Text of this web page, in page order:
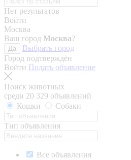
Нет результатов
Войти
Москва
Ваш город Москва?
Да
Выбрать город
Город подтверждён
Войти Подать объявление
Поиск животных
среди 20 329 объявлений
Кошки
Собаки
Тип объявления
Все объявления